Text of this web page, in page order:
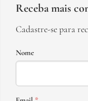
Receba mais
Cadastre-se para
Nome